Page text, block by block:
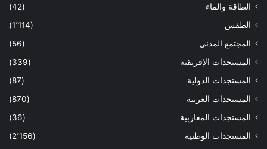
الطاقة والماء
(42)
الطقس
(1٬114)
المجتمع المدني
(56)
المستجدات الإفريقية
(339)
المستجدات الدولية
(87)
المستجدات العربية
(870)
المستجدات المغاربية
(36)
المستجدات الوطنية
(2٬156)